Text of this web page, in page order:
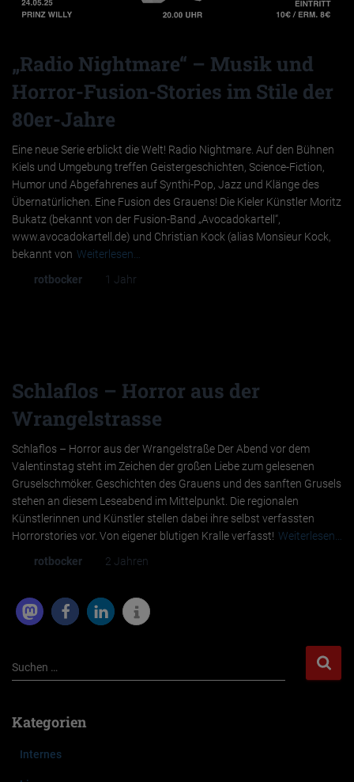
„Radio Nightmare“ – Musik und
Horror-Fusion-Stories im Stile der
80er-Jahre
Eine neue Serie erblickt die Welt! Radio Nightmare. Auf den Bühnen
Kiels und Umgebung treffen Geistergeschichten, Science-Fiction,
Humor und Abgefahrenes auf Synthi-Pop, Jazz und Klänge des
Übernatürlichen. Eine Fusion des Grauens! Die Kieler Künstler Moritz
Bukatz (bekannt von der Fusion-Band „Avocadokartell“,
www.avocadokartell.de) und Christian Kock (alias Monsieur Kock,
bekannt von Weiterlesen…
rotbocker 1 Jahr
Schlaflos – Horror aus der
Wrangelstrasse
Schlaflos – Horror aus der Wrangelstraße Der Abend vor dem
Valentinstag steht im Zeichen der großen Liebe zum gelesenen
Gruselschmöker. Geschichten des Grauens und des sanften Grusels
stehen an diesem Leseabend im Mittelpunkt. Die regionalen
Künstlerinnen und Künstler stellen dabei ihre selbst verfassten
Horrorstories vor. Von eigener blutigen Kralle verfasst! Weiterlesen…
rotbocker 2 Jahren
S
u
e
Suchen …
Kategorien
Internes